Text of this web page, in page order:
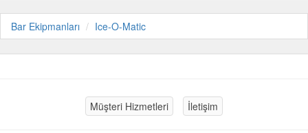
Bar Ekipmanları Ice-O-Matic
Müşteri Hizmetleri İletişim